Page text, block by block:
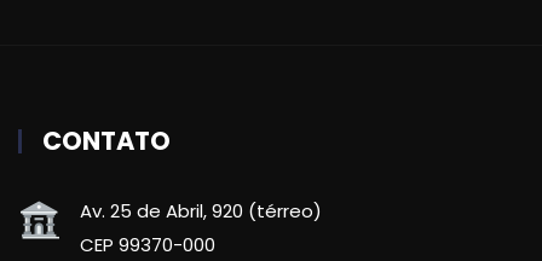
CONTATO
Av. 25 de Abril, 920 (térreo)
CEP 99370-000